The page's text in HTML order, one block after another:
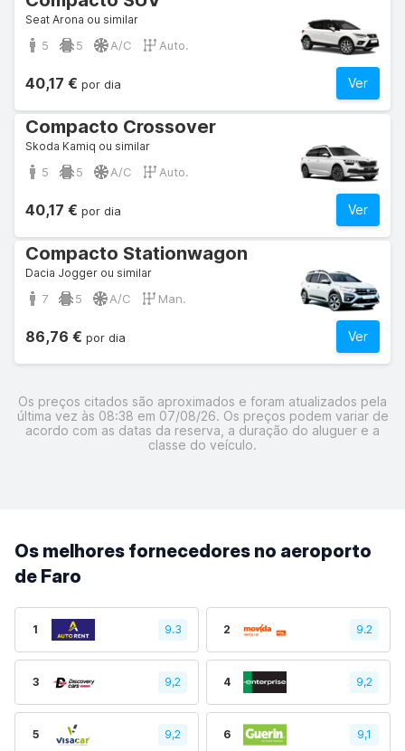
Seat Arona ou similar
5 5 A/C Auto.
Ver
40,17 € por dia
Compacto Crossover
Skoda Kamiq ou similar
5 5 A/C Auto.
Ver
40,17 € por dia
Compacto Stationwagon
Dacia Jogger ou similar
7 5 A/C Man.
Ver
86,76 € por dia
Os preços citados são aproximados e foram atualizados pela
última vez às 08:38 em 07/08/26. Os preços podem variar de
acordo com as datas da reserva, a duração do aluguer e a
classe do veículo.
Os melhores fornecedores no aeroporto
de Faro
1 9.3 2 9.2
3 9,2 4 9,2
5 9,2 6 9,1